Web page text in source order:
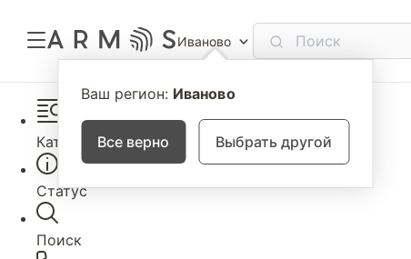
Иваново
Ваш регион: Иваново
Все верно Выбрать другой
Каталог
Статус
Поиск